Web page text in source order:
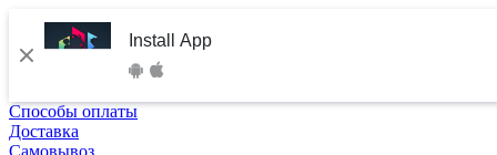
Install App
Способы оплаты
Доставка
Самовывоз